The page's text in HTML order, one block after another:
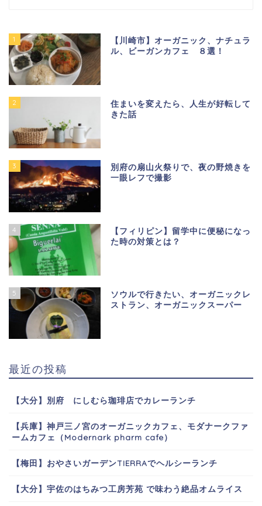
1
【川崎市】オーガニック、ナチュラ
ル、ビーガンカフェ ８選！
2
住まいを変えたら、人生が好転して
きた話
3
別府の扇山火祭りで、夜の野焼きを
一眼レフで撮影
4
【フィリピン】留学中に便秘になっ
た時の対策とは？
5
ソウルで行きたい、オーガニックレ
ストラン、オーガニックスーパー
最近の投稿
【大分】別府 にしむら珈琲店でカレーランチ
【兵庫】神戸三ノ宮のオーガニックカフェ、モダナークファ
ームカフェ（Modernark pharm cafe）
【梅田】おやさいガーデンTIERRAでヘルシーランチ
【大分】宇佐のはちみつ工房芳苑 で味わう絶品オムライス